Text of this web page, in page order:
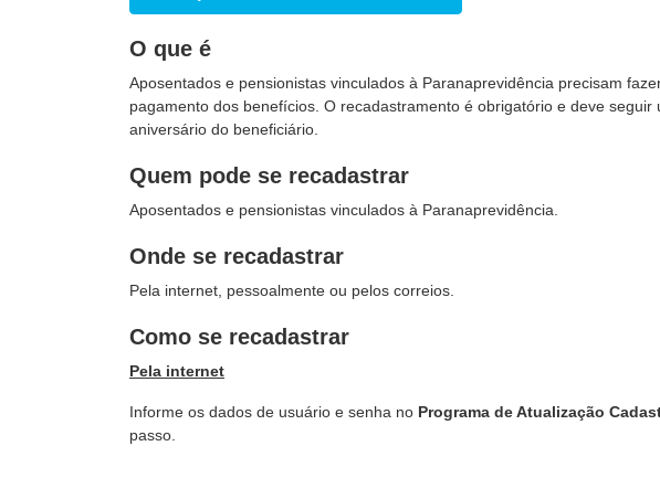
O que é
Aposentados e pensionistas vinculados à Paranaprevidência precisam
pagamento dos benefícios. O recadastramento é obrigatório e deve seguir
aniversário do beneficiário.
Quem pode se recadastrar
Aposentados e pensionistas vinculados à Paranaprevidência.
Onde se recadastrar
Pela internet, pessoalmente ou pelos correios.
Como se recadastrar
Pela internet
Informe os dados de usuário e senha no Programa de Atualização
passo.